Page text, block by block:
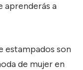
aprenderás a
estampados son
de mujer en